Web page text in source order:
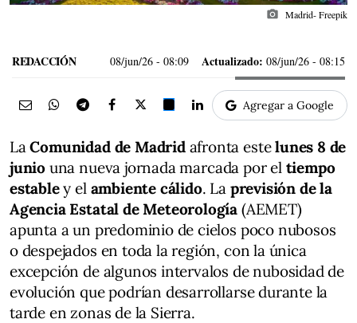
photo_camera Madrid- Freepik
REDACCIÓN 08/jun/26 - 08:09 Actualizado: 08/jun/26 - 08:15
Agregar a Google
LaComunidad de Madridafronta estelunes 8 de
junio una nueva jornada marcada por el tiempo
establey el ambiente cálido. La previsión de la
Agencia Estatal de Meteorología (AEMET)
apunta a un predominio de cielos poco nubosos
o despejados en toda la región, con la única
excepción de algunos intervalos de nubosidad de
evolución que podrían desarrollarse durante la
tarde en zonas de la Sierra.